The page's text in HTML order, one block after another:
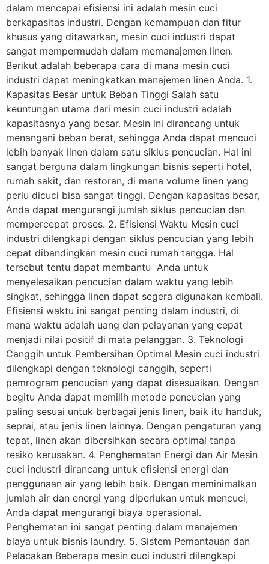
dalam mencapai efisiensi ini adalah mesin cuci
berkapasitas industri. Dengan kemampuan dan fitur
khusus yang ditawarkan, mesin cuci industri dapat
sangat mempermudah dalam memanajemen linen.
Berikut adalah beberapa cara di mana mesin cuci
industri dapat meningkatkan manajemen linen Anda. 1.
Kapasitas Besar untuk Beban Tinggi Salah satu
keuntungan utama dari mesin cuci industri adalah
kapasitasnya yang besar. Mesin ini dirancang untuk
menangani beban berat, sehingga Anda dapat mencuci
lebih banyak linen dalam satu siklus pencucian. Hal ini
sangat berguna dalam lingkungan bisnis seperti hotel,
rumah sakit, dan restoran, di mana volume linen yang
perlu dicuci bisa sangat tinggi. Dengan kapasitas besar,
Anda dapat mengurangi jumlah siklus pencucian dan
mempercepat proses. 2. Efisiensi Waktu Mesin cuci
industri dilengkapi dengan siklus pencucian yang lebih
cepat dibandingkan mesin cuci rumah tangga. Hal
tersebut tentu dapat membantu Anda untuk
menyelesaikan pencucian dalam waktu yang lebih
singkat, sehingga linen dapat segera digunakan kembali.
Efisiensi waktu ini sangat penting dalam industri, di
mana waktu adalah uang dan pelayanan yang cepat
menjadi nilai positif di mata pelanggan. 3. Teknologi
Canggih untuk Pembersihan Optimal Mesin cuci industri
dilengkapi dengan teknologi canggih, seperti
pemrogram pencucian yang dapat disesuaikan. Dengan
begitu Anda dapat memilih metode pencucian yang
paling sesuai untuk berbagai jenis linen, baik itu handuk,
seprai, atau jenis linen lainnya. Dengan pengaturan yang
tepat, linen akan dibersihkan secara optimal tanpa
resiko kerusakan. 4. Penghematan Energi dan Air Mesin
cuci industri dirancang untuk efisiensi energi dan
penggunaan air yang lebih baik. Dengan meminimalkan
jumlah air dan energi yang diperlukan untuk mencuci,
Anda dapat mengurangi biaya operasional.
Penghematan ini sangat penting dalam manajemen
biaya untuk bisnis laundry. 5. Sistem Pemantauan dan
Pelacakan Beberapa mesin cuci industri dilengkapi